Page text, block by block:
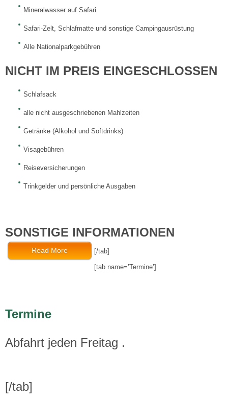
Mineralwasser auf Safari
Safari-Zelt, Schlafmatte und sonstige Campingausrüstung
Alle Nationalparkgebühren
NICHT IM PREIS EINGESCHLOSSEN
Schlafsack
alle nicht ausgeschriebenen Mahlzeiten
Getränke (Alkohol und Softdrinks)
Visagebühren
Reiseversicherungen
Trinkgelder und persönliche Ausgaben
SONSTIGE INFORMATIONEN
Read More [/tab]
[tab name=’Termine’]
Termine
Abfahrt jeden Freitag .
[/tab]